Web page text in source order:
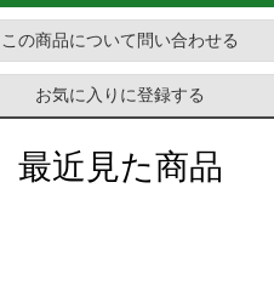
この商品について問い合わせる
お気に入りに登録する
最近見た商品